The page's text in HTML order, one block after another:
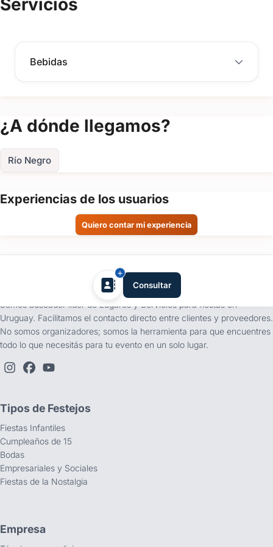
Con Zeus Bartender, tu fiesta será un verdadero éxito.
Servicios
Bebidas
¿A dónde llegamos?
Río Negro
Experiencias de los usuarios
Quiero contar mi experiencia
de
del
Consultar
Somos buscador líder de Lugares y Servicios para fiestas en
Uruguay. Facilitamos el contacto directo entre clientes y proveedores.
No somos organizadores; somos la herramienta para que encuentres
todo lo que necesitás para tu evento en un solo lugar.
Tipos de Festejos
Fiestas Infantiles
Cumpleaños de 15
Bodas
Empresariales y Sociales
Fiestas de la Nostalgia
Empresa